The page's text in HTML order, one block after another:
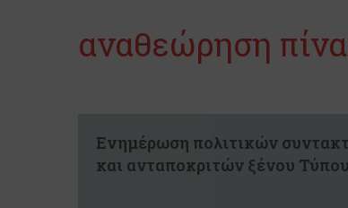
αναθεώρηση
Ενημέρωση πολιτικών
και ανταποκριτών ξένου Τύπου